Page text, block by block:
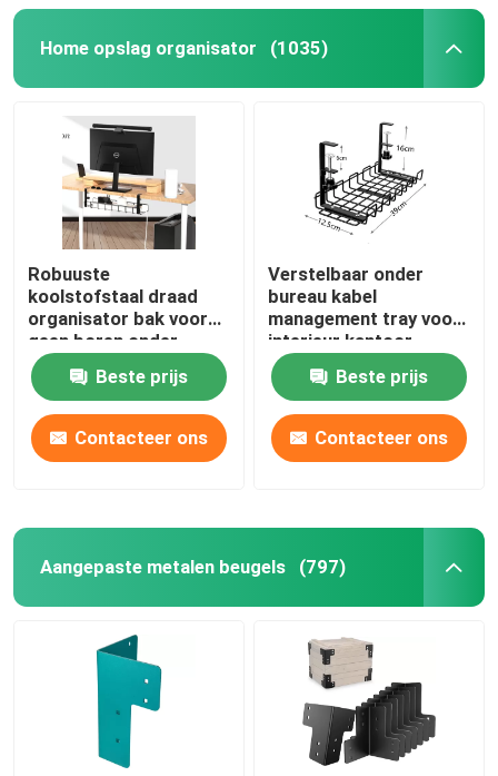
Home opslag organisator (1035)
Robuuste
koolstofstaal draad
organisator bak voor
geen boren onder
bureau kabel
managementBeste prijs
Contacteer ons
Verstelbaar onder
bureau kabel
management tray voor
interieur kantoor
woonkamer meubels
Beste prijs
Contacteer ons
Aangepaste metalen beugels (797)